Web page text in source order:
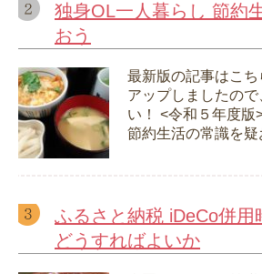
独身OL一人暮らし 節約
おう
最新版の記事はこ
アップしましたの
い！ <令和５年度版
節約生活の常識を
ふるさと納税 iDeCo併用
どうすればよいか